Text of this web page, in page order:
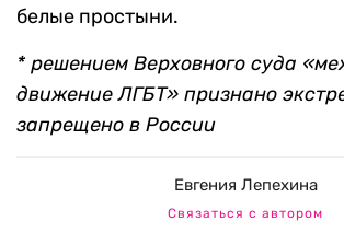
белые простыни.
* решением Верховного суда
движение ЛГБТ» признано
запрещено в России
Евгения Лепехина
Связаться с автором